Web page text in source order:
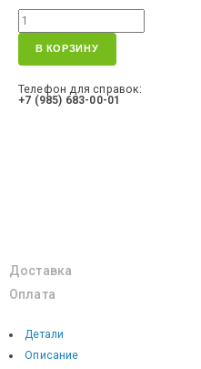
В КОРЗИНУ
Телефон для справок:
+7 (985) 683-00-01
Доставка
Оплата
Детали
Описание